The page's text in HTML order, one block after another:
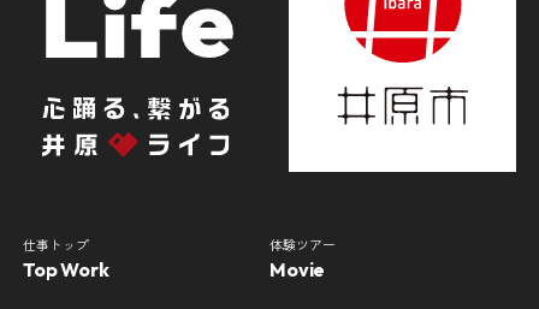
仕事トップ
Top Work
体験ツアー
Movie